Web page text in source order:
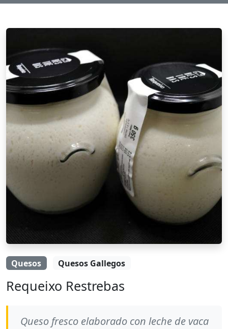
Quesos Quesos Gallegos
Requeixo Restrebas
Queso fresco elaborado con leche de vaca